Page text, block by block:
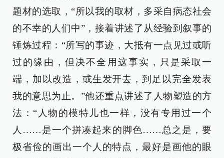
题材的选取，“所以我的取材，多采自病态社会
的不幸的人们中”，接着讲述了从经验到叙事的
锤炼过程：“所写的事迹，大抵有一点见过或听
过的缘由，但决不全用这事实，只是采取一
端，加以改造，或生发开去，到足以完全发表
我的意思为止。”他还重点讲述了人物塑造的方
法：“人物的模特儿也一样，没有专用过一个
人……是一个拼凑起来的脚色……总之是，要
极省俭的画出一个人的特点，最好是画他的眼